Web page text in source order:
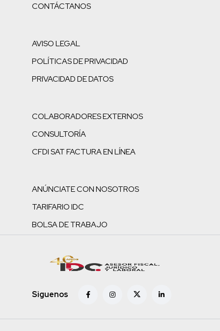
CONTÁCTANOS
AVISO LEGAL
POLÍTICAS DE PRIVACIDAD
PRIVACIDAD DE DATOS
COLABORADORES EXTERNOS
CONSULTORÍA
CFDI SAT FACTURA EN LÍNEA
ANÚNCIATE CON NOSOTROS
TARIFARIO IDC
BOLSA DE TRABAJO
Siguenos